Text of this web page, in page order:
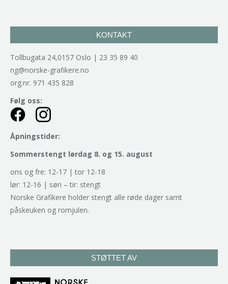
KONTAKT
Tollbugata 24,0157 Oslo | 23 35 89 40
ng@norske-grafikere.no
org.nr. 971 435 828
Følg oss:
Åpningstider:
Sommerstengt lørdag 8. og 15. august
ons og fre: 12-17 | tor 12-18
lør: 12-16 | søn – tir: stengt
Norske Grafikere holder stengt alle røde dager samt
påskeuken og romjulen.
STØTTET AV